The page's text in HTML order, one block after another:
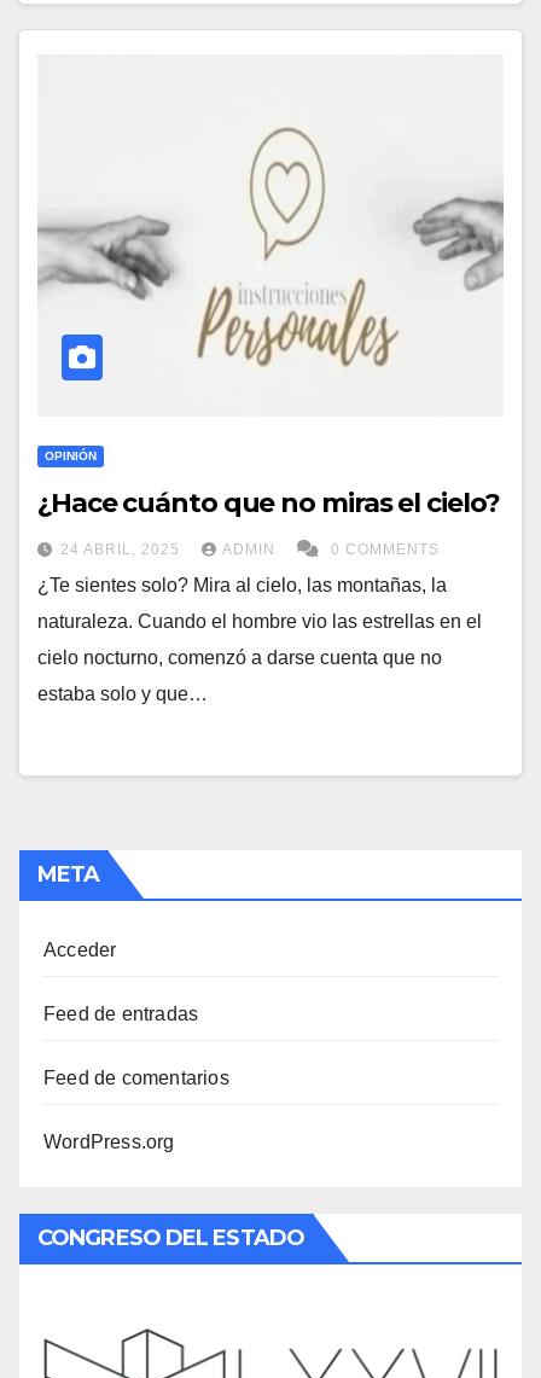
OPINIÓN
¿Hace cuánto que no miras el cielo?
24 ABRIL, 2025 ADMIN 0 COMMENTS
¿Te sientes solo? Mira al cielo, las montañas, la
naturaleza. Cuando el hombre vio las estrellas en el
cielo nocturno, comenzó a darse cuenta que no
estaba solo y que…
META
Acceder
Feed de entradas
Feed de comentarios
WordPress.org
CONGRESO DEL ESTADO